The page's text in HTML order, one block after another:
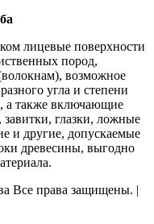
лицевые поверхности
пород,
возможное
угла и степени
а также включающие
завитки, глазки, ложные
и другие, допускаемые
древесины, выгодно
Все права защищены. |